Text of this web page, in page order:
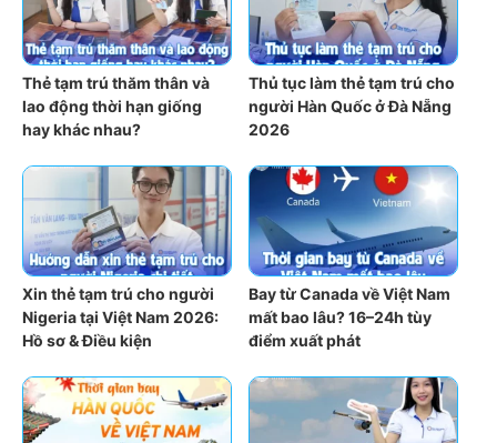
Thẻ tạm trú thăm thân và
lao động thời hạn giống
hay khác nhau?
Thủ tục làm thẻ tạm trú cho
người Hàn Quốc ở Đà Nẵng
2026
Xin thẻ tạm trú cho người
Nigeria tại Việt Nam 2026:
Hồ sơ & Điều kiện
Bay từ Canada về Việt Nam
mất bao lâu? 16–24h tùy
điểm xuất phát